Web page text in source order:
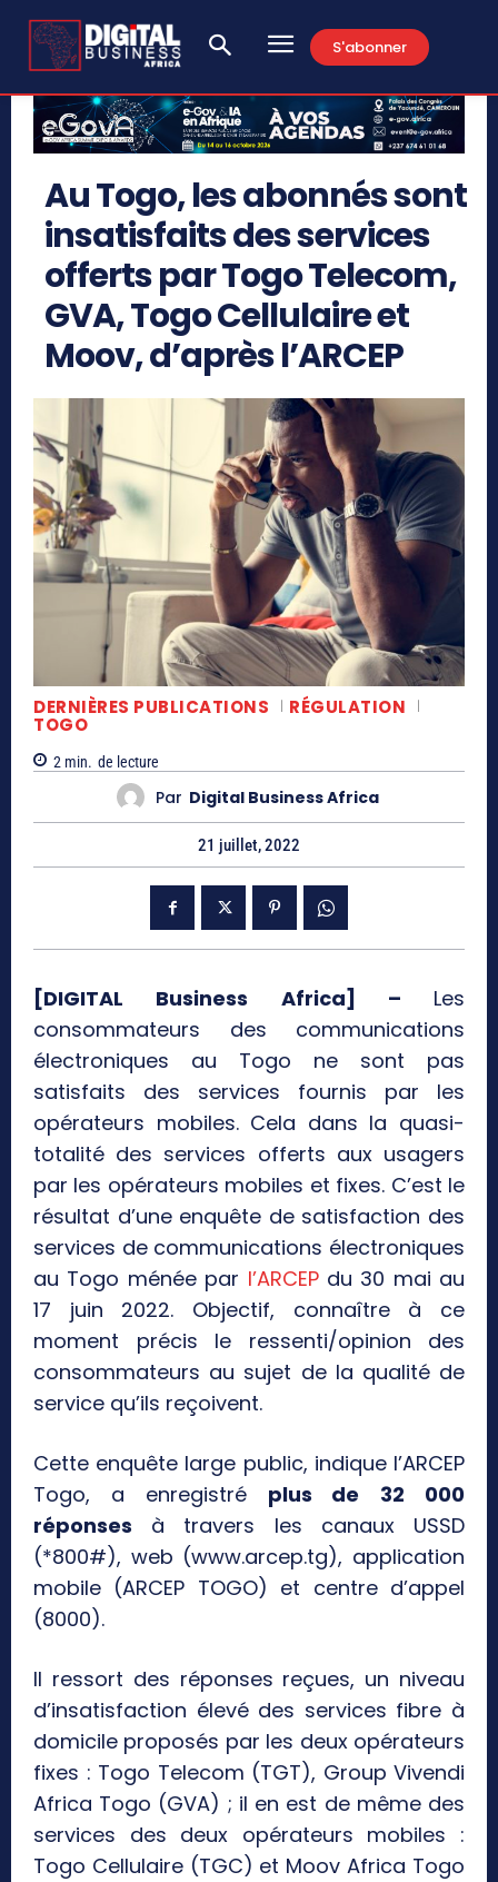
S'abonner
Au Togo, les abonnés sont
insatisfaits des services
offerts par Togo Telecom,
GVA, Togo Cellulaire et
Moov, d’après l’ARCEP
DERNIÈRES PUBLICATIONS RÉGULATION
TOGO
2 min. de lecture
Par Digital Business Africa
21 juillet, 2022
[DIGITAL Business Africa] – Les
consommateurs des communications
électroniques au Togo ne sont pas
satisfaits des services fournis par les
opérateurs mobiles. Cela dans la quasi-
totalité des services offerts aux usagers
par les opérateurs mobiles et fixes. C’est le
résultat d’une enquête de satisfaction des
services de communications électroniques
au Togo ménée par l’ARCEPdu 30 mai au
17 juin 2022. Objectif, connaître à ce
moment précis le ressenti/opinion des
consommateurs au sujet de la qualité de
service qu’ils reçoivent.
Cette enquête large public, indique l’ARCEP
Togo, a enregistré plus de
32 000
réponses à travers les canaux USSD
(*800#), web (www.arcep.tg), application
mobile (ARCEP TOGO) et centre d’appel
(8000).
Il ressort des réponses reçues, un niveau
d’insatisfaction élevé des services fibre à
domicile proposés par les deux opérateurs
fixes : Togo Telecom (TGT), Group Vivendi
Africa Togo (GVA) ; il en est de même des
services des deux opérateurs mobiles :
Togo Cellulaire (TGC) et Moov Africa Togo